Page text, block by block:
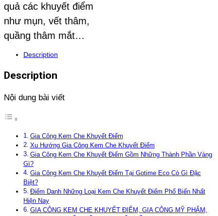
quả các khuyết điểm
như mụn, vết thâm,
quầng thâm mắt…
Description
Description
Nội dung bài viết
Gia Công Kem Che Khuyết Điểm
Xu Hướng Gia Công Kem Che Khuyết Điểm
Gia Công Kem Che Khuyết Điểm Gồm Những Thành Phần Vàng
Gì?
Gia Công Kem Che Khuyết Điểm Tại Gotime Eco Có Gì Đặc
Biệt?
Điểm Danh Những Loại Kem Che Khuyết Điểm Phổ Biến Nhất
Hiện Nay
GIA CÔNG KEM CHE KHUYẾT ĐIỂM, GIA CÔNG MỸ PHẨM,